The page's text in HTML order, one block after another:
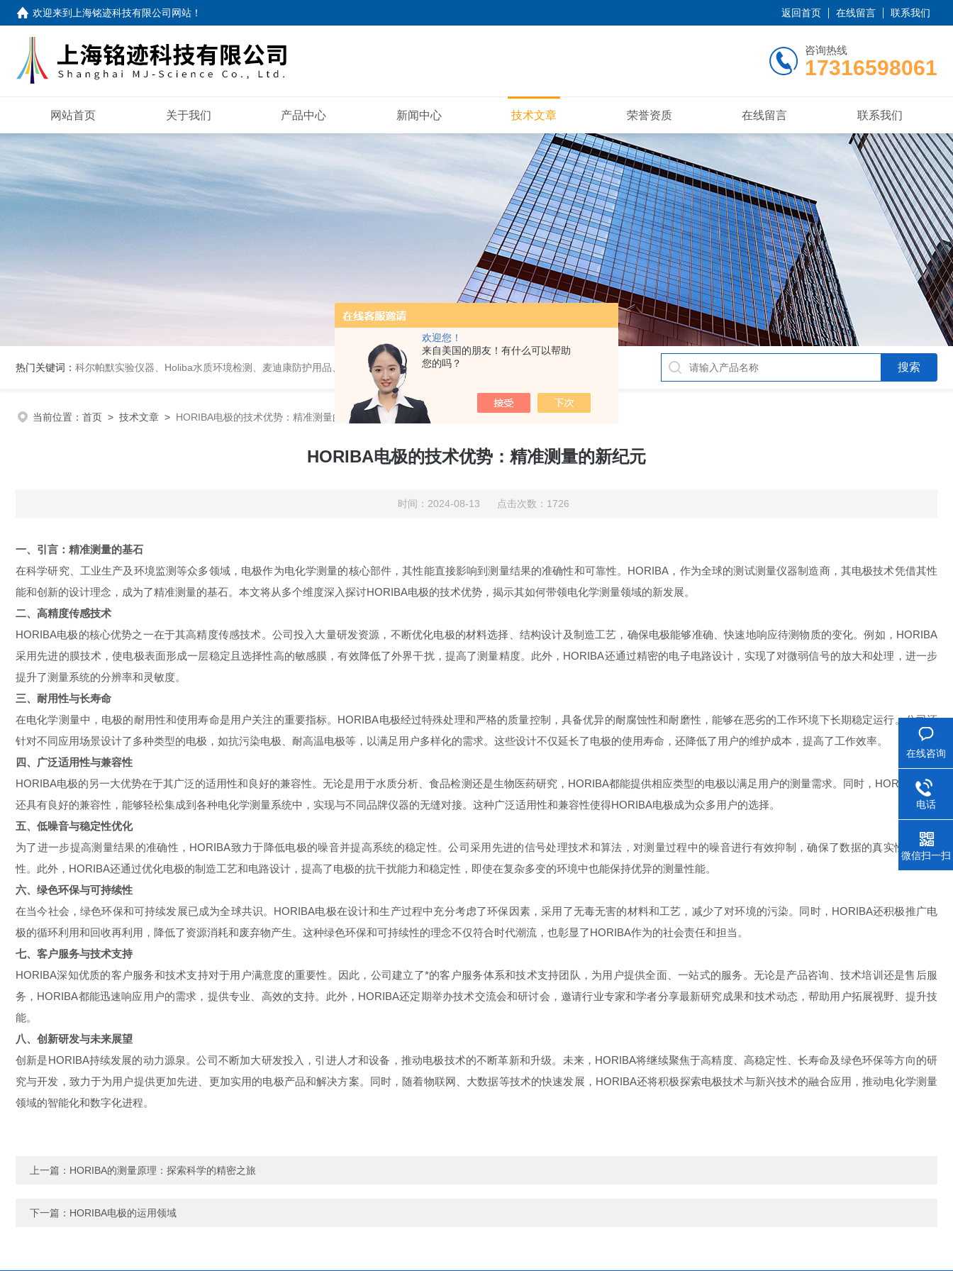
欢迎您！
来自美国的朋友！有什么可以帮助
您的吗？
欢迎来到 上海铭迹科技有限公司网站 ！ 返回首页 在线留言 联系我们
咨询热线
17316598061
网站首页 关于我们 产品中心 新闻中心 技术文章 荣誉资质 在线留言 联系我们
热门关键词： 科尔帕默实验仪器、Holiba水质环境检测、麦迪康防护用品、wiggens实验仪器，摇床、磁力搅拌器，电子天平
当前位置： 首页 > 技术文章 > HORIBA电极的技术优势：精准测量的新纪元
HORIBA电极的技术优势：精准测量的新纪元
时间：2024-08-13 点击次数：1726
一、引言：精准测量的基石
在科学研究、工业生产及环境监测等众多领域，电极作为电化学测量的核心部件，其性能直接影响到测量结果的准确性和可靠性。HORIBA，作为全球的测试测量仪器制造商，其电极技术凭借其性
能和创新的设计理念，成为了精准测量的基石。本文将从多个维度深入探讨HORIBA电极的技术优势，揭示其如何带领电化学测量领域的新发展。
二、高精度传感技术
HORIBA电极的核心优势之一在于其高精度传感技术。公司投入大量研发资源，不断优化电极的材料选择、结构设计及制造工艺，确保电极能够准确、快速地响应待测物质的变化。例如，HORIBA
采用先进的膜技术，使电极表面形成一层稳定且选择性高的敏感膜，有效降低了外界干扰，提高了测量精度。此外，HORIBA还通过精密的电子电路设计，实现了对微弱信号的放大和处理，进一步
提升了测量系统的分辨率和灵敏度。
三、耐用性与长寿命
在电化学测量中，电极的耐用性和使用寿命是用户关注的重要指标。HORIBA电极经过特殊处理和严格的质量控制，具备优异的耐腐蚀性和耐磨性，能够在恶劣的工作环境下长期稳定运行。公司还
针对不同应用场景设计了多种类型的电极，如抗污染电极、耐高温电极等，以满足用户多样化的需求。这些设计不仅延长了电极的使用寿命，还降低了用户的维护成本，提高了工作效率。
四、广泛适用性与兼容性
HORIBA电极的另一大优势在于其广泛的适用性和良好的兼容性。无论是用于水质分析、食品检测还是生物医药研究，HORIBA都能提供相应类型的电极以满足用户的测量需求。同时，HORIBA电极
还具有良好的兼容性，能够轻松集成到各种电化学测量系统中，实现与不同品牌仪器的无缝对接。这种广泛适用性和兼容性使得HORIBA电极成为众多用户的选择。
五、低噪音与稳定性优化
为了进一步提高测量结果的准确性，HORIBA致力于降低电极的噪音并提高系统的稳定性。公司采用先进的信号处理技术和算法，对测量过程中的噪音进行有效抑制，确保了数据的真实性和可靠
性。此外，HORIBA还通过优化电极的制造工艺和电路设计，提高了电极的抗干扰能力和稳定性，即使在复杂多变的环境中也能保持优异的测量性能。
六、绿色环保与可持续性
在当今社会，绿色环保和可持续发展已成为全球共识。HORIBA电极在设计和生产过程中充分考虑了环保因素，采用了无毒无害的材料和工艺，减少了对环境的污染。同时，HORIBA还积极推广电
极的循环利用和回收再利用，降低了资源消耗和废弃物产生。这种绿色环保和可持续性的理念不仅符合时代潮流，也彰显了HORIBA作为的社会责任和担当。
七、客户服务与技术支持
HORIBA深知优质的客户服务和技术支持对于用户满意度的重要性。因此，公司建立了*的客户服务体系和技术支持团队，为用户提供全面、一站式的服务。无论是产品咨询、技术培训还是售后服
务，HORIBA都能迅速响应用户的需求，提供专业、高效的支持。此外，HORIBA还定期举办技术交流会和研讨会，邀请行业专家和学者分享最新研究成果和技术动态，帮助用户拓展视野、提升技
能。
八、创新研发与未来展望
创新是HORIBA持续发展的动力源泉。公司不断加大研发投入，引进人才和设备，推动电极技术的不断革新和升级。未来，HORIBA将继续聚焦于高精度、高稳定性、长寿命及绿色环保等方向的研
究与开发，致力于为用户提供更加先进、更加实用的电极产品和解决方案。同时，随着物联网、大数据等技术的快速发展，HORIBA还将积极探索电极技术与新兴技术的融合应用，推动电化学测量
领域的智能化和数字化进程。
上一篇： HORIBA的测量原理：探索科学的精密之旅
下一篇： HORIBA电极的运用领域
在线咨询
电话
微信扫一扫